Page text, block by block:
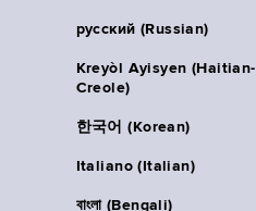
русский (Russian)
Kreyòl Ayisyen (Haitian-
Creole)
한국어 (Korean)
Italiano (Italian)
বাংলা (Bengali)